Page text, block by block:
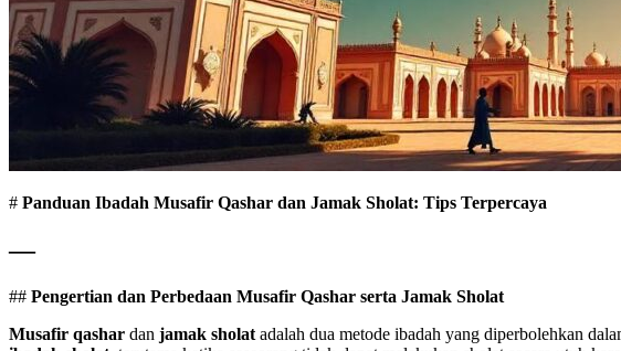
# Panduan Ibadah Musafir Qashar dan Jamak Sholat: Tips Terpercaya
—
## Pengertian dan Perbedaan Musafir Qashar serta Jamak Sholat
Musafir qashar dan jamak sholat adalah dua metode ibadah yang diperbolehkan